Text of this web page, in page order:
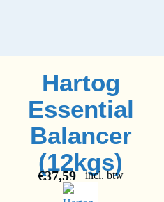
Hartog
Essential
Balancer
(12kgs)
€37,59
incl. btw